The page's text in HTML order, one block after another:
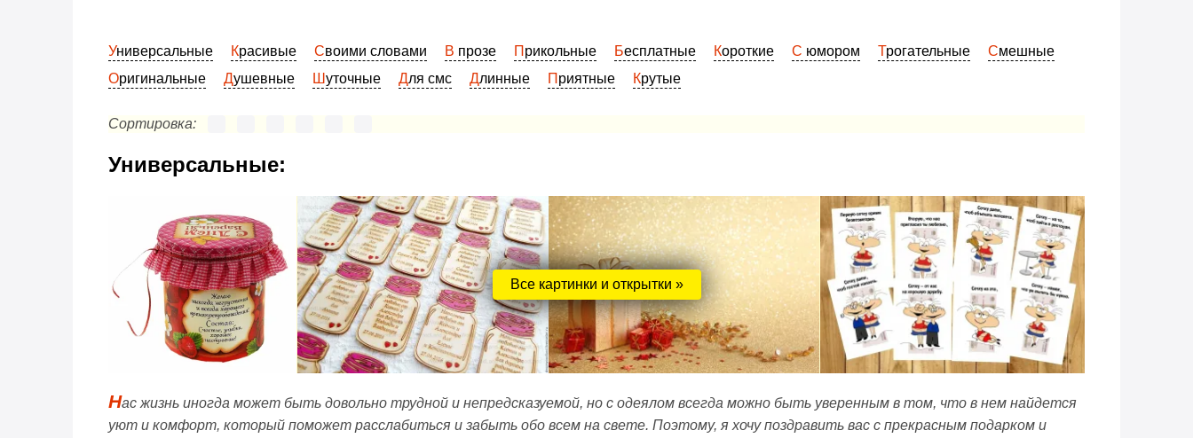
Универсальные Красивые Своими словами В прозе Прикольные Бесплатные Короткие С юмором Трогательные
Смешные
Оригинальные
Душевные Шуточные Для смс Длинные Приятные Крутые
Сортировка:
Универсальные:
Все картинки и открытки »
Нас жизнь иногда может быть довольно трудной и непредсказуемой, но с одеялом всегда можно быть уверенным в том, что в нем найдется
уют и комфорт, который поможет расслабиться и забыть обо всем на свете. Поэтому, я хочу поздравить вас с прекрасным подарком и